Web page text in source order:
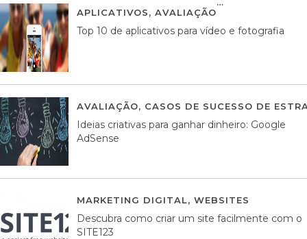
APLICATIVOS, AVALIAÇÃO
Top 10 de aplicativos para vídeo e fotografia
AVALIAÇÃO, CASOS DE SUCESSO DE
Ideias criativas para ganhar dinheiro: Google
AdSense
MARKETING DIGITAL, WEBSITES
Descubra como criar um site facilmente com o
SITE123